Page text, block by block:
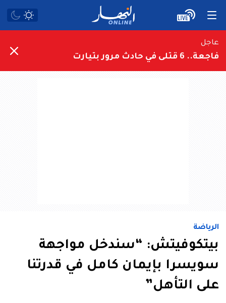
عاجل
فاجعة.. 6 قتلى في حادث مرور بتيارت
الرياضة
بيتكوفيتش: “سندخل مواجهة
سويسرا بإيمان كامل في قدرتنا
على التأهل”